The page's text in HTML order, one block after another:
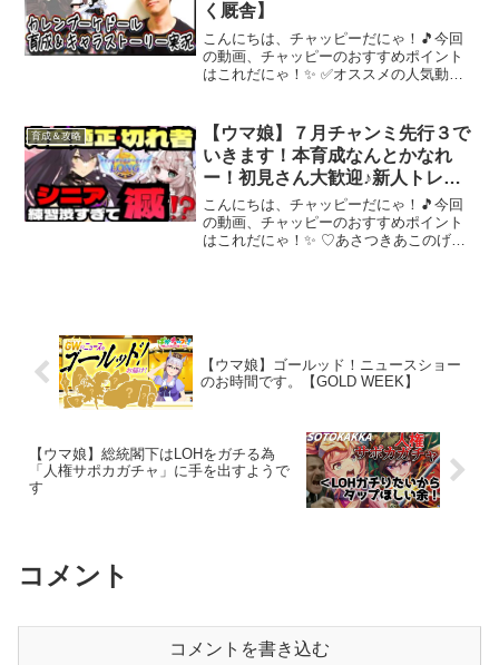
く厩舎】
こんにちは、チャッピーだにゃ！🎵今回
の動画、チャッピーのおすすめポイント
はこれだにゃ！✨ ✅オススメの人気動画
イブ『GIRLS' LEGEND U』で致命傷を負
う感想...
育成＆攻略
【ウマ娘】７月チャンミ先行３で
いきます！本育成なんとかなれ
ー！初見さん大歓迎♪新人トレー
ナーLIVE配信【ウマ娘プリティ
ーダービー】
こんにちは、チャッピーだにゃ！🎵今回
の動画、チャッピーのおすすめポイント
はこれだにゃ！✨ ♡あさつきあこのげー
【ウマ娘】ゴールッド！ニュースショー
のお時間です。【GOLD WEEK】
【ウマ娘】総統閣下はLOHをガチる為
「人権サポカガチャ」に手を出すようで
す
コメント
コメントを書き込む